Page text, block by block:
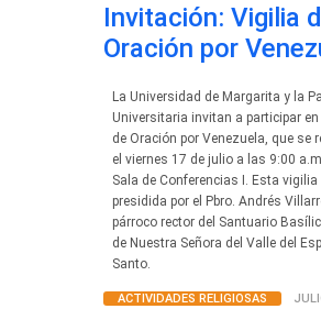
Invitación: Vigilia
Oración por
La Universidad de Margarita y la
Universitaria invitan a participar
de Oración por Venezuela, que se
el viernes 17 de julio a las 9:00
Sala de Conferencias I. Esta vigilia
presidida por el Pbro. Andrés
párroco rector del Santuario
de Nuestra Señora del Valle del
Santo.
ACTIVIDADES RELIGIOSAS